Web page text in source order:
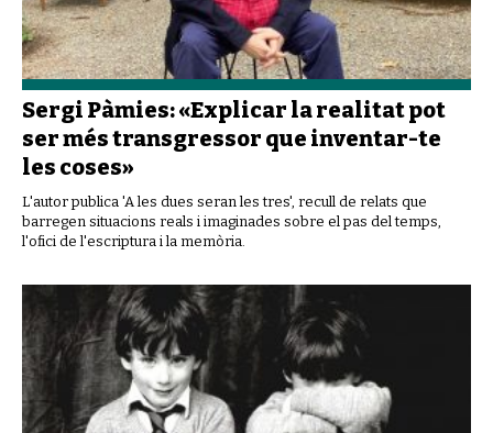
Sergi Pàmies: «Explicar la realitat pot
ser més transgressor que inventar-te
les coses»
L'autor publica 'A les dues seran les tres', recull de relats que
barregen situacions reals i imaginades sobre el pas del temps,
l'ofici de l'escriptura i la memòria.